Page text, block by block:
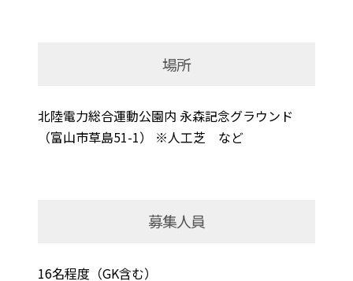
場所
北陸電力総合運動公園内 永森記念グラウンド
（富山市草島51-1） ※人工芝 など
募集人員
16名程度（GK含む）